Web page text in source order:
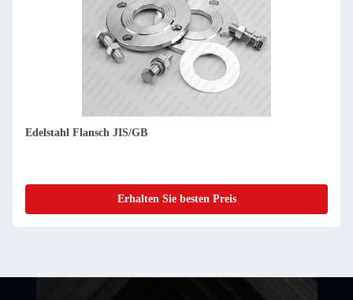
Edelstahl Flansch JIS/GB
Erhalten Sie besten Preis